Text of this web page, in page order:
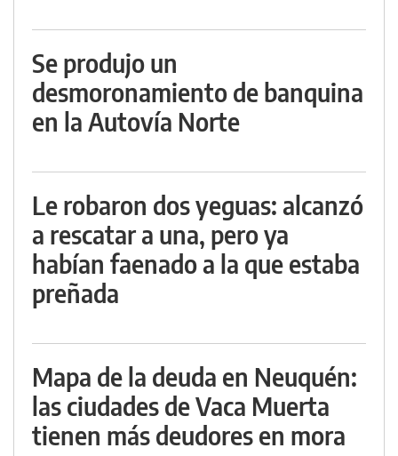
Se produjo un
desmoronamiento de banquina
en la Autovía Norte
Le robaron dos yeguas: alcanzó
a rescatar a una, pero ya
habían faenado a la que estaba
preñada
Mapa de la deuda en Neuquén:
las ciudades de Vaca Muerta
tienen más deudores en mora